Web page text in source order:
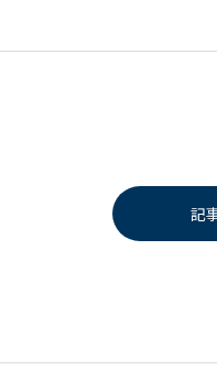
記